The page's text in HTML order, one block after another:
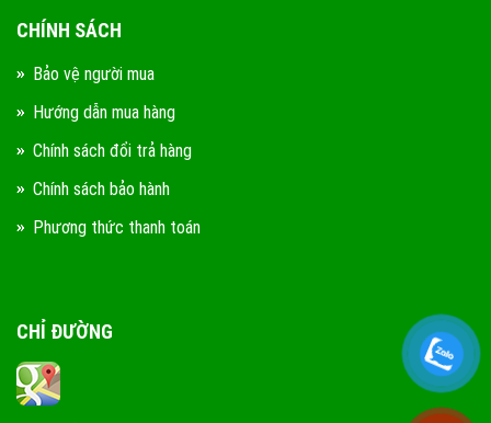
CHÍNH SÁCH
Bảo vệ người mua
Hướng dẫn mua hàng
Chính sách đổi trả hàng
Chính sách bảo hành
Phương thức thanh toán
CHỈ ĐƯỜNG